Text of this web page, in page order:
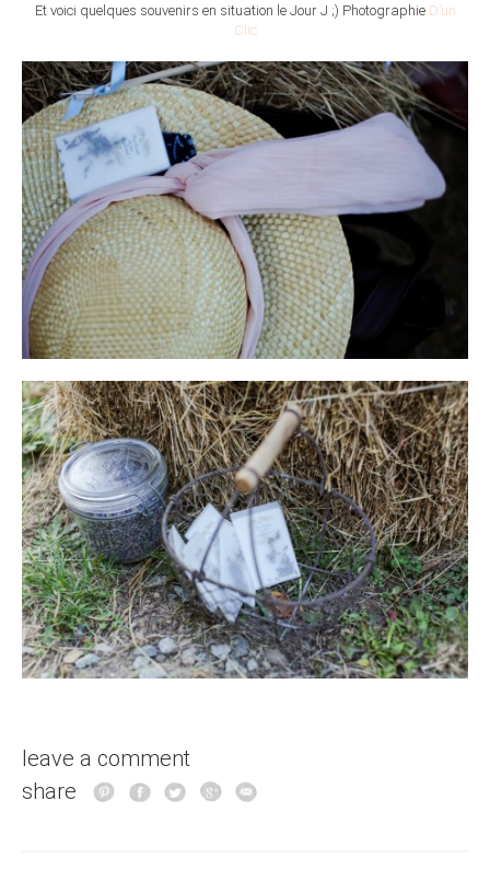
Et voici quelques souvenirs en situation le Jour J ;) Photographie D’un
Clic
leave a comment
share